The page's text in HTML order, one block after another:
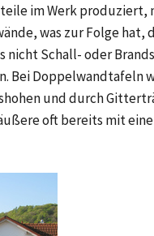
im Werk
was zur Folge hat,
Schall- oder
Bei Doppelwandtafeln
und durch
oft bereits mit